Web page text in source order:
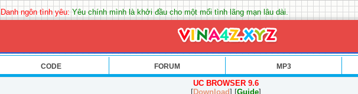
Danh ngôn tình yêu:Yêu chính mình là khởi đầu cho một mối tình lãng mạn lâu dài.
CODE FORUM MP3
UC BROWSER 9.6
[Download] [Guide]